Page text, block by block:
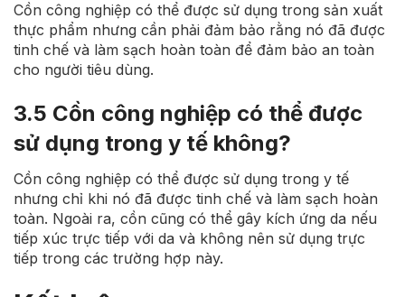
Cồn công nghiệp có thể được sử dụng trong sản xuất
thực phẩm nhưng cần phải đảm bảo rằng nó đã được
tinh chế và làm sạch hoàn toàn để đảm bảo an toàn
cho người tiêu dùng.
3.5 Cồn công nghiệp có thể được
sử dụng trong y tế không?
Cồn công nghiệp có thể được sử dụng trong y tế
nhưng chỉ khi nó đã được tinh chế và làm sạch hoàn
toàn. Ngoài ra, cồn cũng có thể gây kích ứng da nếu
tiếp xúc trực tiếp với da và không nên sử dụng trực
tiếp trong các trường hợp này.